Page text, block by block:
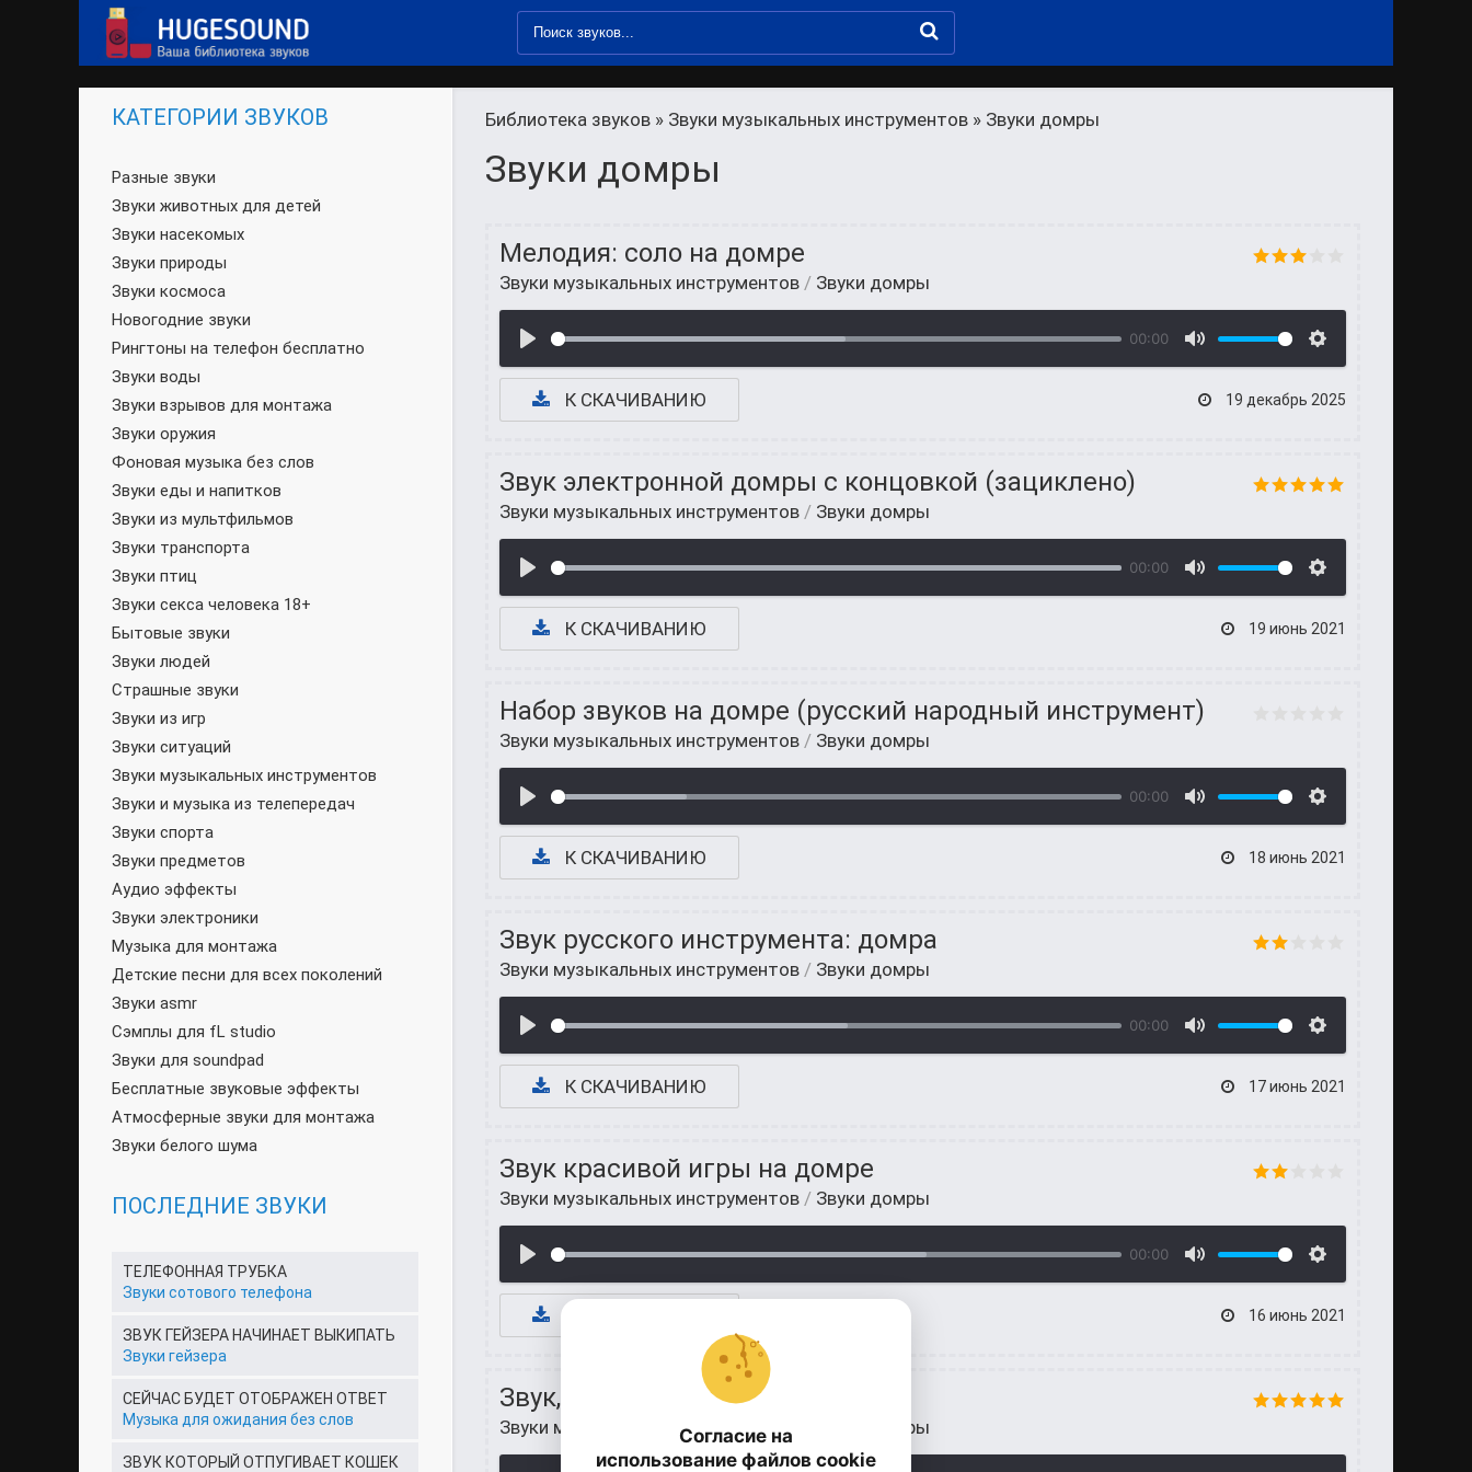
Библиотека звуков » Звуки музыкальных инструментов » Звуки домры
Звуки домры
Мелодия: соло на домре
Звуки музыкальных инструментов / Звуки домры
00:00
К СКАЧИВАНИЮ 19 декабрь 2025
Звук электронной домры с концовкой (зациклено)
Звуки музыкальных инструментов / Звуки домры
00:00
К СКАЧИВАНИЮ 19 июнь 2021
Набор звуков на домре (русский народный инструмент)
Звуки музыкальных инструментов / Звуки домры
00:00
К СКАЧИВАНИЮ 18 июнь 2021
Звук русского инструмента: домра
Звуки музыкальных инструментов / Звуки домры
00:00
К СКАЧИВАНИЮ 17 июнь 2021
Звук красивой игры на домре
Звуки музыкальных инструментов / Звуки домры
00:00
К СКАЧИВАНИЮ 16 июнь 2021
Звук, мелодии на домре
Звуки музыкальных инструментов Звуки домры
КАТЕГОРИИ ЗВУКОВ
Разные звуки
Звуки животных для детей
Звуки насекомых
Звуки природы
Звуки космоса
Новогодние звуки
Рингтоны на телефон бесплатно
Звуки воды
Звуки взрывов для монтажа
Звуки оружия
Фоновая музыка без слов
Звуки еды и напитков
Звуки из мультфильмов
Звуки транспорта
Звуки птиц
Звуки секса человека 18+
Бытовые звуки
Звуки людей
Страшные звуки
Звуки из игр
Звуки ситуаций
Звуки музыкальных инструментов
Звуки и музыка из телепередач
Звуки спорта
Звуки предметов
Аудио эффекты
Звуки электроники
Музыка для монтажа
Детские песни для всех поколений
Звуки asmr
Сэмплы для fL studio
Звуки для soundpad
Бесплатные звуковые эффекты
Атмосферные звуки для монтажа
Звуки белого шума
ПОСЛЕДНИЕ ЗВУКИ
ТЕЛЕФОННАЯ ТРУБКА
Звуки сотового телефона
ЗВУК ГЕЙЗЕРА НАЧИНАЕТ ВЫКИПАТЬ
Звуки гейзера
СЕЙЧАС БУДЕТ ОТОБРАЖЕН ОТВЕТ
Музыка для ожидания без слов
ЗВУК КОТОРЫЙ ОТПУГИВАЕТ КОШЕК
Согласие на
использование файлов cookie